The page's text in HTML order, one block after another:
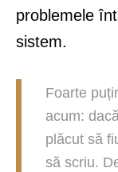
problemele
sistem.
Foarte
acum:
plăcut să
să scriu.